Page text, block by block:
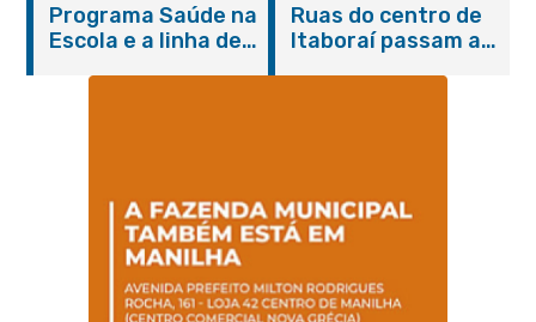
serviços gratuitos e
orientações
Programa Saúde na
Escola e a linha de
Magalhães Seabra
Ruas do centro de
Itaboraí passam a